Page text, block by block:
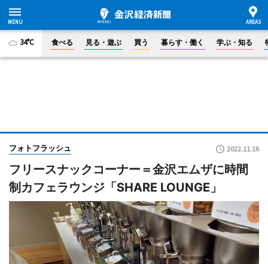
34°C 食べる 見る・遊ぶ 買う 暮らす・働く 学ぶ・知る
フォトフラッシュ 2022.11.16
フリースナックコーナー＝金沢エムザに時間
制カフェラウンジ「SHARE LOUNGE」